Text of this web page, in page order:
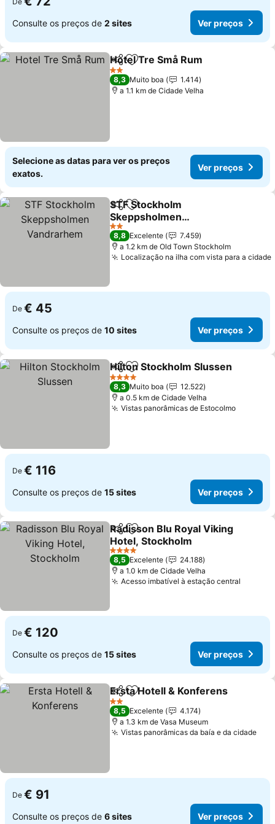
Consulte os preços de 2 sites Ver preços
PartilharAdicionar aos favoritos
Hotel Tre Små Rum
2 Estrelas
8,3 Muito boa
1.414
a 1.1 km de Cidade Velha
Selecione as datas para ver os preços
exatos.
Ver preços
PartilharAdicionar aos favoritos
STF Stockholm
Skeppsholmen
Vandrarhem
2 Estrelas
8,8 Excelente
7.459
a 1.2 km de Old Town Stockholm
Localização na ilha com vista para a cidade
De € 45
Consulte os preços de 10 sites Ver preços
PartilharAdicionar aos favoritos
Hilton Stockholm Slussen
4 Estrelas
8,3 Muito boa
12.522
a 0.5 km de Cidade Velha
Vistas panorâmicas de Estocolmo
De € 116
Consulte os preços de 15 sites Ver preços
PartilharAdicionar aos favoritos
Radisson Blu Royal Viking
Hotel, Stockholm
4 Estrelas
8,5 Excelente
24.188
a 1.0 km de Cidade Velha
Acesso imbatível à estação central
De € 120
Consulte os preços de 15 sites Ver preços
PartilharAdicionar aos favoritos
Ersta Hotell & Konferens
2 Estrelas
8,5 Excelente
4.174
a 1.3 km de Vasa Museum
Vistas panorâmicas da baía e da cidade
De € 91
Consulte os preços de 6 sites Ver preços